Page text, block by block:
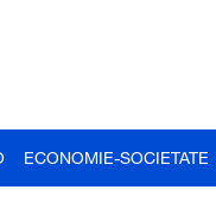
ECONOMIE-SOCIETATE